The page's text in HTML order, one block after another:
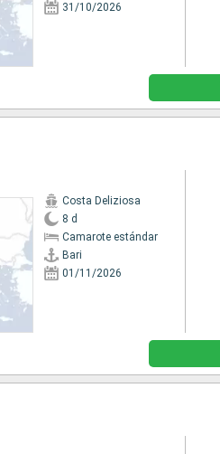
31/10/2026
Costa Deliziosa
8 d
Camarote estándar
Bari
01/11/2026